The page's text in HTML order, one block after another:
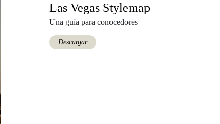
Las Vegas Stylemap
Una guía para conocedores
Descargar